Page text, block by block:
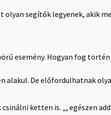
olyan segítők legyenek, akik
esemény. Hogyan fog
alakul. De előfordulhatnak
ketten is. „, egészen